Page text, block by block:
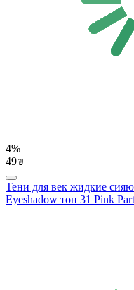
4%
49₪
Тени для век жидкие
Eyeshadow тон 31 Pink